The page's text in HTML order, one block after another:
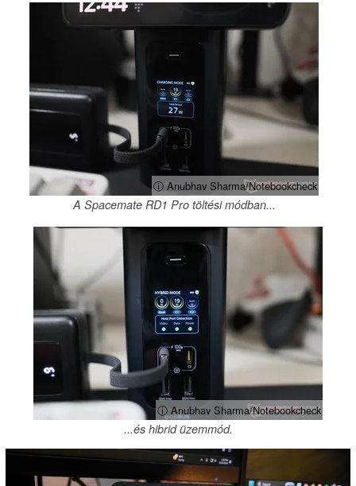
ⓘ Anubhav Sharma/Notebookcheck
A Spacemate RD1 Pro töltési módban...
ⓘ Anubhav Sharma/Notebookcheck
...és hibrid üzemmód.